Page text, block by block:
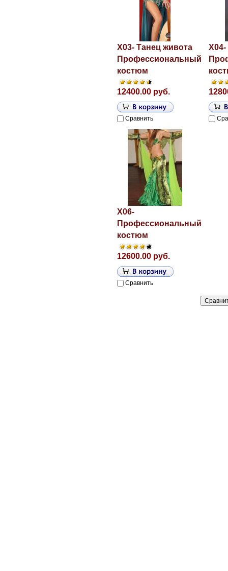
X03- Танец живота
Профессиональный
костюм
12400.00 руб.
Сравнить
X06-
Профессиональный
костюм
12600.00 руб.
Сравнить